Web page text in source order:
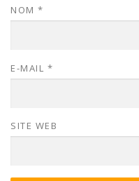
NOM *
E-MAIL *
SITE WEB